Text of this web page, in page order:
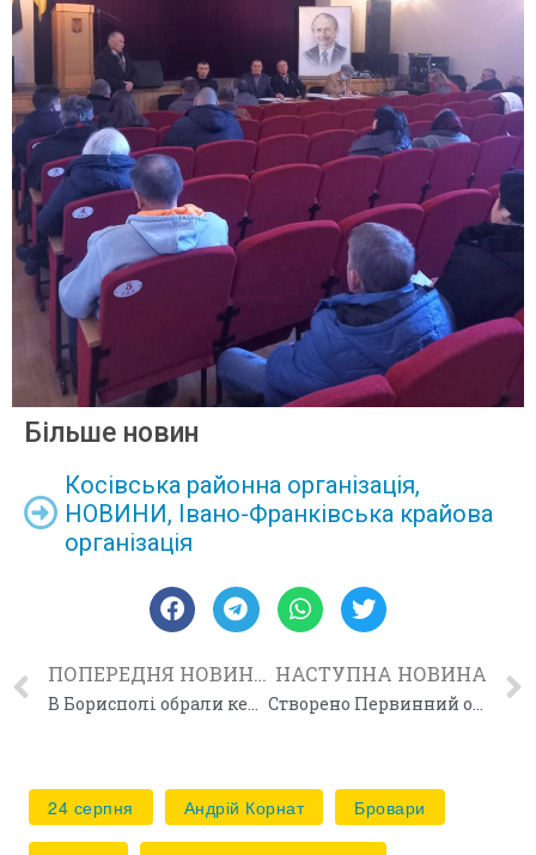
Більше новин
Косівська районна організація,
НОВИНИ, Івано-Франківська крайова
організація
ПОПЕРЕДНЯ НОВИНА НАСТУПНА НОВИНА
24 серпня Андрій Корнат Бровари